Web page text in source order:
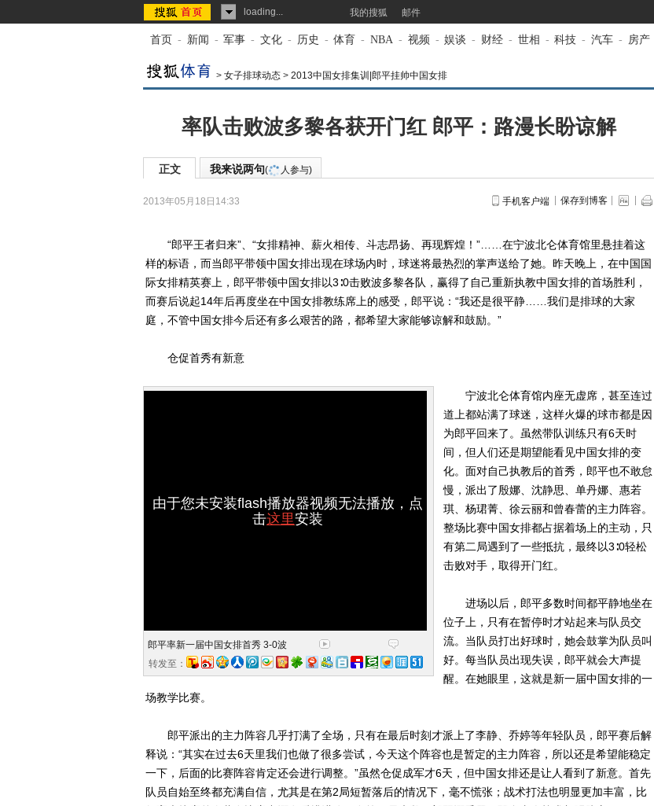
loading... 我的搜狐 邮件
首页 - 新闻 - 军事 - 文化 - 历史 - 体育 - NBA - 视频 - 娱谈 - 财经 - 世相 - 科技 - 汽车 - 房产
> 女子排球动态 > 2013中国女排集训|郎平挂帅中国女排
率队击败波多黎各获开门红 郎平：路漫长盼谅解
正文 我来说两句( 人参与)
2013年05月18日14:33
手机客户端 保存到博客
“郎平王者归来”、“女排精神、薪火相传、斗志昂扬、再现辉煌！”……在宁波北仑体育馆里悬挂着这
样的标语，而当郎平带领中国女排出现在球场内时，球迷将最热烈的掌声送给了她。昨天晚上，在中国国
际女排精英赛上，郎平带领中国女排以3∶0击败波多黎各队，赢得了自己重新执教中国女排的首场胜利，
而赛后说起14年后再度坐在中国女排教练席上的感受，郎平说：“我还是很平静……我们是排球的大家
庭，不管中国女排今后还有多么艰苦的路，都希望大家能够谅解和鼓励。”
仓促首秀有新意
由于您未安装flash播放器视频无法播放，点
击这里安装
郎平率新一届中国女排首秀 3-0波
转发至：
宁波北仑体育馆内座无虚席，甚至连过
道上都站满了球迷，这样火爆的球市都是因
为郎平回来了。虽然带队训练只有6天时
间，但人们还是期望能看见中国女排的变
化。面对自己执教后的首秀，郎平也不敢怠
慢，派出了殷娜、沈静思、单丹娜、惠若
琪、杨珺菁、徐云丽和曾春蕾的主力阵容。
整场比赛中国女排都占据着场上的主动，只
有第二局遇到了一些抵抗，最终以3∶0轻松
击败对手，取得开门红。
进场以后，郎平多数时间都平静地坐在
位子上，只有在暂停时才站起来与队员交
流。当队员打出好球时，她会鼓掌为队员叫
好。每当队员出现失误，郎平就会大声提
醒。在她眼里，这就是新一届中国女排的一
场教学比赛。
郎平派出的主力阵容几乎打满了全场，只有在最后时刻才派上了李静、乔婷等年轻队员，郎平赛后解
释说：“其实在过去6天里我们也做了很多尝试，今天这个阵容也是暂定的主力阵容，所以还是希望能稳定
一下，后面的比赛阵容肯定还会进行调整。”虽然仓促成军才6天，但中国女排还是让人看到了新意。首先
队员自始至终都充满自信，尤其是在第2局短暂落后的情况下，毫不慌张；战术打法也明显更加丰富，比